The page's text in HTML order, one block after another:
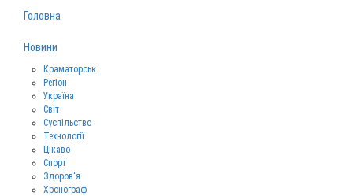
Головна
Новини
Краматорськ
Регіон
Україна
Світ
Суспільство
Технології
Цікаво
Спорт
Здоров‘я
Хронограф